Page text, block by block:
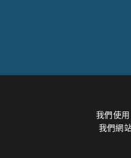
我們使
我們網